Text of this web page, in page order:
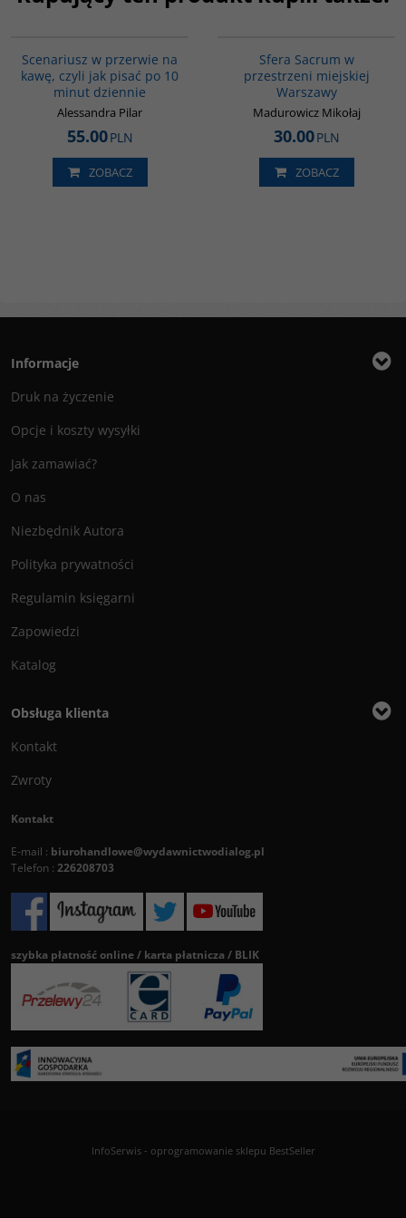
Scenariusz w przerwie na
kawę, czyli jak pisać po 10
minut dziennie
Alessandra Pilar
55.00PLN
ZOBACZ
Sfera Sacrum w
przestrzeni miejskiej
Warszawy
Madurowicz Mikołaj
30.00PLN
ZOBACZ
Informacje
Druk na życzenie
Opcje i koszty wysyłki
Jak zamawiać?
O nas
Niezbędnik Autora
Polityka prywatności
Regulamin księgarni
Zapowiedzi
Katalog
Obsługa klienta
Kontakt
Zwroty
Kontakt
E-mail : biurohandlowe@wydawnictwodialog.pl
Telefon : 226208703
szybka płatność online / karta płatnicza / BLIK
InfoSerwis- oprogramowanie sklepu BestSeller